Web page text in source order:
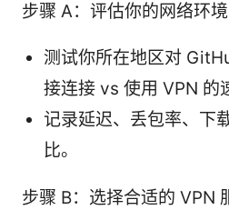
步骤 A：评估你的网络环境
测试你所在地区对
接连接 vs 使用 VPN 的
记录延迟、丢包率、下
比。
步骤 B：选择合适的 VPN